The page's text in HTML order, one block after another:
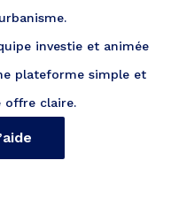
investie et animée
plateforme simple et
offre claire.